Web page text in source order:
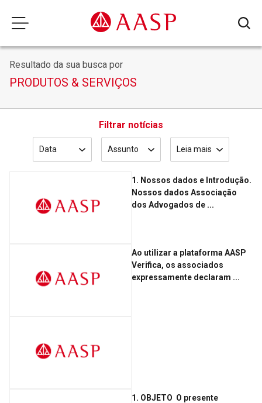
Resultado da sua busca por
PRODUTOS & SERVIÇOS
Filtrar notícias
Data Assunto Leia mais
1. Nossos dados e Introdução.
Nossos dados Associação
dos Advogados de ...
Ao utilizar a plataforma AASP
Verifica, os associados
expressamente declaram ...
1. OBJETO ­ O presente